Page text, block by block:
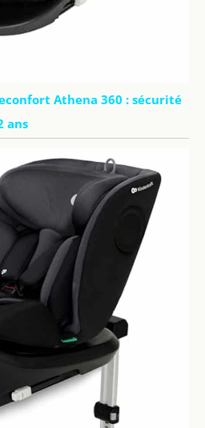
Athena 360 : sécurité
ans